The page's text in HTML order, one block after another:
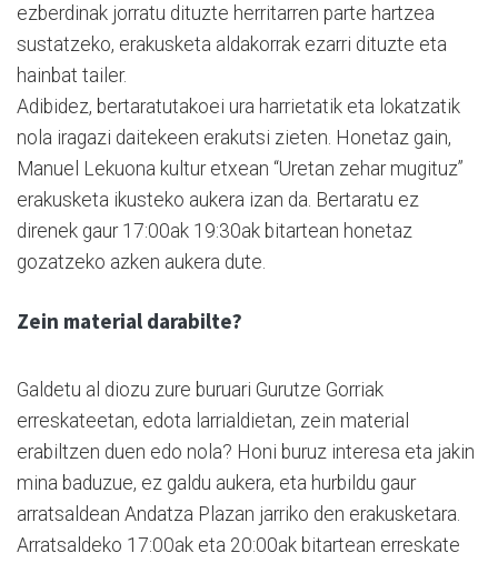
ezberdinak jorratu dituzte herritarren parte hartzea
sustatzeko, erakusketa aldakorrak ezarri dituzte eta
hainbat tailer.
Adibidez, bertaratutakoei ura harrietatik eta lokatzatik
nola iragazi daitekeen erakutsi zieten. Honetaz gain,
Manuel Lekuona kultur etxean “Uretan zehar mugituz”
erakusketa ikusteko aukera izan da. Bertaratu ez
direnek gaur 17:00ak 19:30ak bitartean honetaz
gozatzeko azken aukera dute.
Zein material darabilte?
Galdetu al diozu zure buruari Gurutze Gorriak
erreskateetan, edota larrialdietan, zein material
erabiltzen duen edo nola? Honi buruz interesa eta jakin
mina baduzue, ez galdu aukera, eta hurbildu gaur
arratsaldean Andatza Plazan jarriko den erakusketara.
Arratsaldeko 17:00ak eta 20:00ak bitartean erreskate